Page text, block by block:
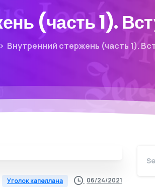
(часть 1).
Внутренний стержень (часть 1).
Уголок капеллана 06/24/2021